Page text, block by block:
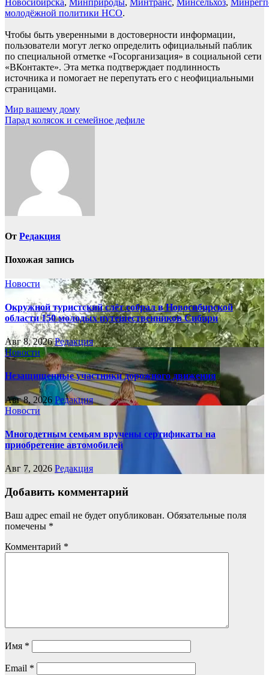
молодёжной политики НСО.
Чтобы быть уверенными в достоверности информации,
пользователи могут легко определить официальный паблик
по специальной отметке «Госорганизация» в социальной сети
«ВКонтакте». Эта метка подтверждает подлинность
источника и помогает не перепутать его с неофициальными
страницами.
Навигация
по
Мир вашему дому
Парад колясок и семейное дефиле
От Редакция
Похожая запись
Новости
Окружной туристский слёт собрал в Новосибирской
области 150 молодых путешественников Сибири
Авг 8, 2026Редакция
Новости
Незащищенные участники дорожного движения
Авг 8, 2026 Редакция
Новости
Многодетным семьям вручены сертификаты на
приобретение автомобилей
Авг 7, 2026 Редакция
Добавить комментарий
Ваш адрес email не будет опубликован. Обязательные поля
помечены *
Комментарий *
Имя *
Email *